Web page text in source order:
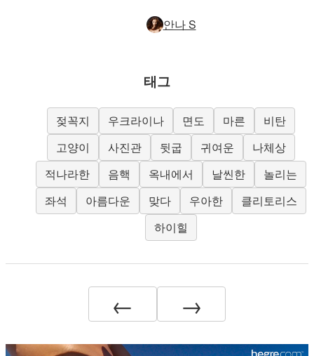
안나 S
태그
젖꼭지 우크라이나 면도 마른
비탄
고양이
사진관 뒷굽 귀여운
나체상
적나라한
음핵 옥내에서 날씬한
놀리는
좌석
아름다운 맞다 우아한
클리토리스
하이힐
← →